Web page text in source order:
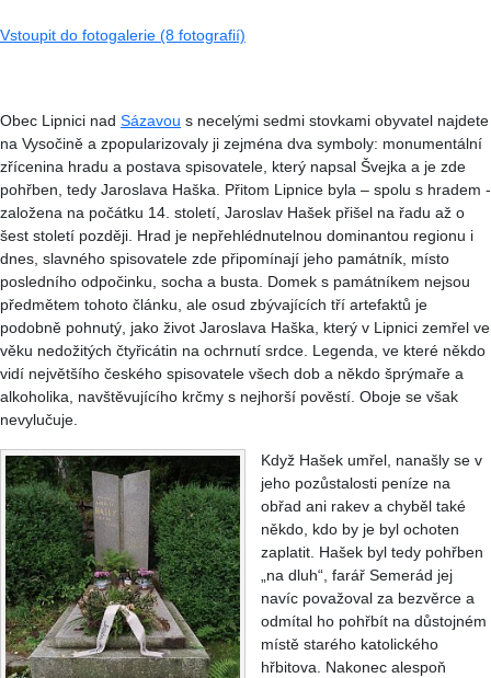
Vstoupit do fotogalerie (8 fotografií)
Obec Lipnici nad Sázavou s necelými sedmi stovkami obyvatel najdete
na Vysočině a zpopularizovaly ji zejména dva symboly: monumentální
zřícenina hradu a postava spisovatele, který napsal Švejka a je zde
pohřben, tedy Jaroslava Haška. Přitom Lipnice byla – spolu s hradem -
založena na počátku 14. století, Jaroslav Hašek přišel na řadu až o
šest století později. Hrad je nepřehlédnutelnou dominantou regionu i
dnes, slavného spisovatele zde připomínají jeho památník, místo
posledního odpočinku, socha a busta. Domek s památníkem nejsou
předmětem tohoto článku, ale osud zbývajících tří artefaktů je
podobně pohnutý, jako život Jaroslava Haška, který v Lipnici zemřel ve
věku nedožitých čtyřicátin na ochrnutí srdce. Legenda, ve které někdo
vidí největšího českého spisovatele všech dob a někdo šprýmaře a
alkoholika, navštěvujícího krčmy s nejhorší pověstí. Oboje se však
nevylučuje.
Když Hašek umřel, nanašly se v
jeho pozůstalosti peníze na
obřad ani rakev a chyběl také
někdo, kdo by je byl ochoten
zaplatit. Hašek byl tedy pohřben
„na dluh“, farář Semerád jej
navíc považoval za bezvěrce a
odmítal ho pohřbít na důstojném
místě starého katolického
hřbitova. Nakonec alespoň